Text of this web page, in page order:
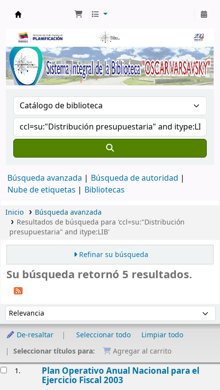
Búsqueda avanzada
Búsqueda de autoridad
Nube de etiquetas
Bibliotecas
Inicio
Búsqueda avanzada
Resultados de búsqueda para 'ccl=su:"Distribución
presupuestaria" and itype:LIB'
Refinar su búsqueda
Su búsqueda retornó 5 resultados.
Ordenar por:
De-resaltar Seleccionar todo
Limpiar todo
Seleccionar títulos para:
Agregar al carrito
1. Plan Operativo Anual Nacional para el
Ejercicio Fiscal 2003